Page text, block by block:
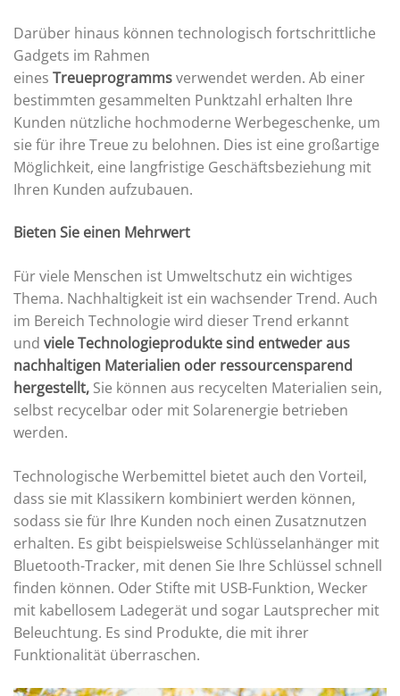
Darüber hinaus können technologisch fortschrittliche
Gadgets im Rahmen
eines Treueprogrammsverwendet werden. Ab einer
bestimmten gesammelten Punktzahl erhalten Ihre
Kunden nützliche hochmoderne Werbegeschenke, um
sie für ihre Treue zu belohnen. Dies ist eine großartige
Möglichkeit, eine langfristige Geschäftsbeziehung mit
Ihren Kunden aufzubauen.
Bieten Sie einen Mehrwert
Für viele Menschen ist Umweltschutz ein wichtiges
Thema. Nachhaltigkeit ist ein wachsender Trend. Auch
im Bereich Technologie wird dieser Trend erkannt
und viele Technologieprodukte sind entweder aus
nachhaltigen Materialien oder ressourcensparend
hergestellt, Sie können aus recycelten Materialien sein,
selbst recycelbar oder mit Solarenergie betrieben
werden.
Technologische Werbemittel bietet auch den Vorteil,
dass sie mit Klassikern kombiniert werden können,
sodass sie für Ihre Kunden noch einen Zusatznutzen
erhalten. Es gibt beispielsweise Schlüsselanhänger mit
Bluetooth-Tracker, mit denen Sie Ihre Schlüssel schnell
finden können. Oder Stifte mit USB-Funktion, Wecker
mit kabellosem Ladegerät und sogar Lautsprecher mit
Beleuchtung. Es sind Produkte, die mit ihrer
Funktionalität überraschen.